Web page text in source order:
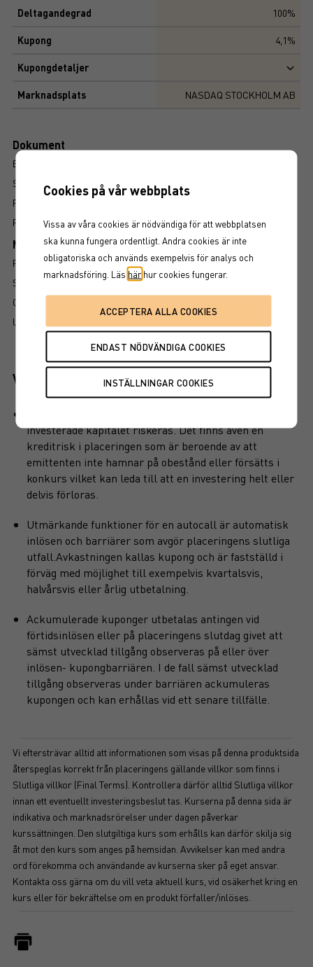
Deltagandegrad 100%
Kupong 4,1%
Kupongdetaljer
Marknadsplats NASDAQ STOCKHOLM AB
Dokument
BROSCHYR
SLUTLIGA VILLKOR
PROSPEKT
FAKTABLAD
Mer information om produkten
RISK
SÅ LÄSER DU FAKTABLADET
GRUNDPROSPEKT
UTSKRIFT
Viktiga egenskaper
investerade kapitalet riskeras. Det finns även en
kreditrisk i placeringen som är beroende av att
emittenten inte hamnar på obestånd eller försätts i
konkurs vilket kan leda till att en investering helt eller
delvis förloras.
Utmärkande funktioner för en autocall är automatisk
inlösen och barriärer som avgör placeringens slutliga
utfall.Avkastningen kallas kupong och är fastställd i
förväg med möjlighet till exempelvis kvartalsvis,
halvårsvis eller årlig utbetalning.
Ackumulerade kuponger utbetalas antingen vid
förtidsinlösen eller på placeringens slutdag givet att
sämst utvecklad tillgång observeras på eller över
inlösen- kupongbarriären. I de fall sämst utvecklad
tillgång observeras under barriären ackumuleras
kupongen och kan erhållas vid ett senare tillfälle.
Vi eftersträvar alltid att informationen som visas på denna produktsida
återspeglas korrekt från placeringens gällande villkor som finns i
Slutliga villkor (Final Terms). Kontrollera därför alltid Slutliga villkor
innan ett eventuellt investeringsbeslut tas. Kurserna på denna sida är
indikativa och marknadsrörelser under dagen påverkar
kurssättningen. Den slutgiltiga kurs som erhålls kan därför skilja sig
åt mot den kurs som anges på hemsidan. Avvikelser kan med andra
ord förekomma och användande av kurserna sker på eget ansvar.
Kontakta oss gärna om du vill veta aktuell kurs, vid osäkerhet kring en
kurs eller för bekräftelse om en produkt förfaller/inlöses.
Cookies på vår webbplats
Vissa av våra cookies är nödvändiga för att webbplatsen
ska kunna fungera ordentligt. Andra cookies är inte
obligatoriska och används exempelvis för analys och
marknadsföring. Läs härhur cookies fungerar.